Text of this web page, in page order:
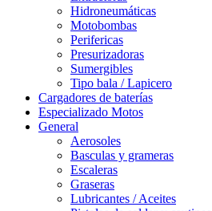
Hidroneumáticas
Motobombas
Perifericas
Presurizadoras
Sumergibles
Tipo bala / Lapicero
Cargadores de baterías
Especializado Motos
General
Aerosoles
Basculas y grameras
Escaleras
Graseras
Lubricantes / Aceites